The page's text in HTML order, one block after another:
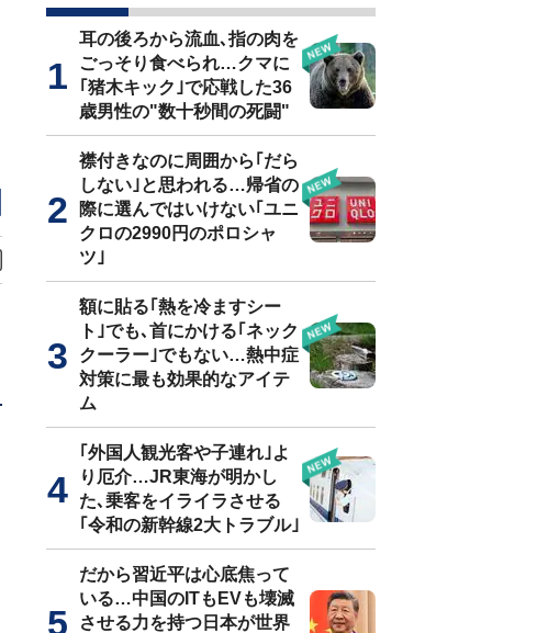
耳の後ろから流血､指の肉を
ごっそり食べられ…クマに
｢猪木キック｣で応戦した36
歳男性の"数十秒間の死闘"
襟付きなのに周囲から｢だら
しない｣と思われる…帰省の
際に選んではいけない｢ユニ
クロの2990円のポロシャ
ツ｣
額に貼る｢熱を冷ますシー
ト｣でも､首にかける｢ネック
クーラー｣でもない…熱中症
対策に最も効果的なアイテ
ム
｢外国人観光客や子連れ｣よ
り厄介…JR東海が明かし
た､乗客をイライラさせる
｢令和の新幹線2大トラブル｣
だから習近平は心底焦って
いる…中国のITもEVも壊滅
させる力を持つ日本が世界